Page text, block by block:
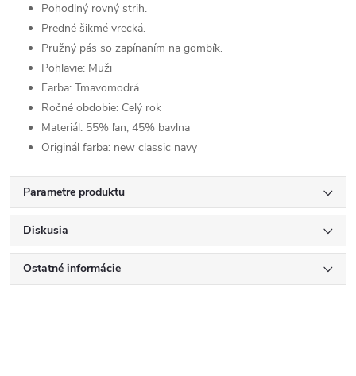
Pohodlný rovný strih.
Predné šikmé vrecká.
Pružný pás so zapínaním na gombík.
Pohlavie: Muži
Farba: Tmavomodrá
Ročné obdobie: Celý rok
Materiál: 55% ľan, 45% bavlna
Originál farba: new classic navy
Parametre produktu
Diskusia
Ostatné informácie